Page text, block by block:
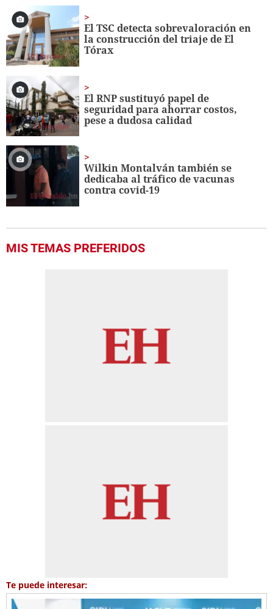
minute,
26
seconds
El TSC detecta sobrevaloración en
la construcción del triaje de El
Tórax
El RNP sustituyó papel de
seguridad para ahorrar costos,
pese a dudosa calidad
Wilkin Montalván también se
dedicaba al tráfico de vacunas
contra covid-19
MIS TEMAS PREFERIDOS
Te puede interesar: